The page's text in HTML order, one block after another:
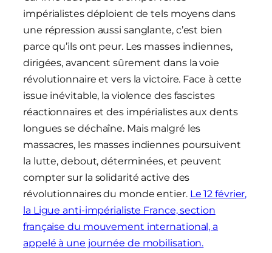
impérialistes déploient de tels moyens dans
une répression aussi sanglante, c’est bien
parce qu’ils ont peur. Les masses indiennes,
dirigées, avancent sûrement dans la voie
révolutionnaire et vers la victoire. Face à cette
issue inévitable, la violence des fascistes
réactionnaires et des impérialistes aux dents
longues se déchaîne. Mais malgré les
massacres, les masses indiennes poursuivent
la lutte, debout, déterminées, et peuvent
compter sur la solidarité active des
révolutionnaires du monde entier. Le 12 février,
la Ligue anti-impérialiste France, section
française du mouvement international, a
appelé à une journée de mobilisation.